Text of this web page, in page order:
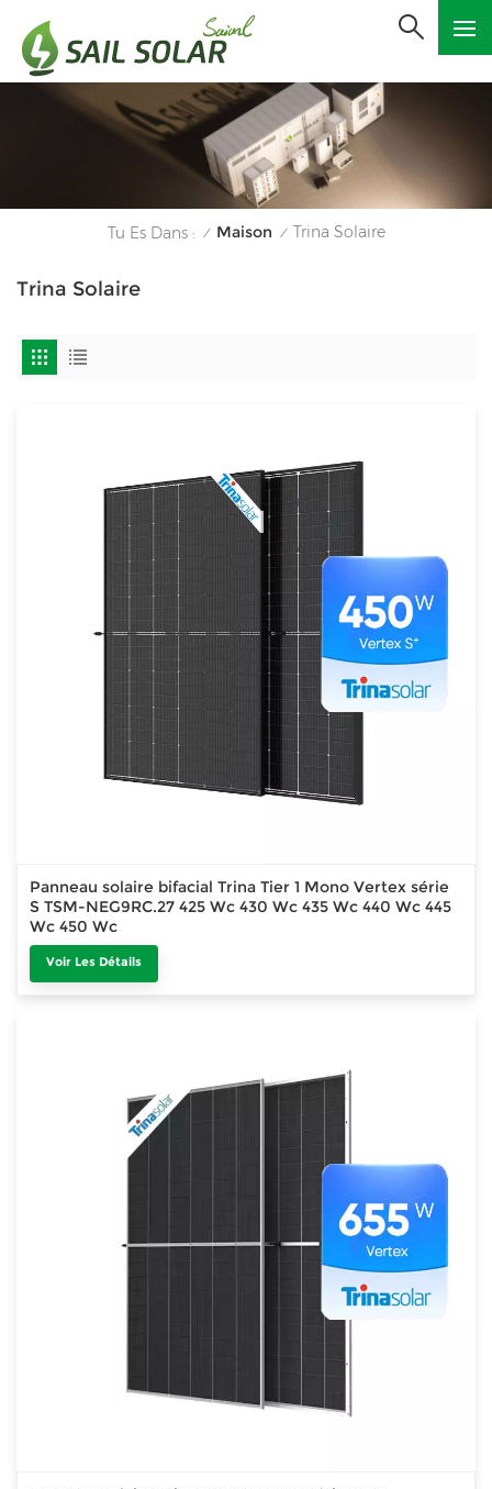
Tu Es Dans : / Maison / Trina Solaire
Trina Solaire
Panneau solaire bifacial Trina Tier 1 Mono Vertex série
S TSM-NEG9RC.27 425 Wc 430 Wc 435 Wc 440 Wc 445
Wc 450 Wc
Voir Les Détails